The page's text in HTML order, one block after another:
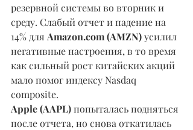
резервной системы во вторник и
среду. Слабый отчет и падение на
14% для Amazon.com (AMZN) усилил
негативные настроения, в то время
как сильный рост китайских акций
мало помог индексу Nasdaq
composite.
Apple (AAPL) попыталась подняться
после отчета, но снова откатилась